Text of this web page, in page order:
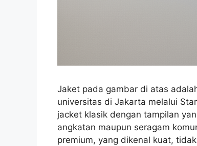
Jaket pada gambar di atas
universitas di Jakarta melalui
jacket klasik dengan tampilan
angkatan maupun seragam
premium, yang dikenal kuat,